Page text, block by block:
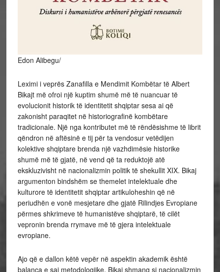
Edon Alibegu/
Leximi i veprës Zanafilla e Mendimit Kombëtar të Albert
Bikajt më ofroi një kuptim shumë më të nuancuar të
evolucionit historik të identitetit shqiptar sesa ai që
zakonisht paraqitet në historiografinë kombëtare
tradicionale. Një nga kontributet më të rëndësishme të librit
qëndron në aftësinë e tij për ta vendosur vetëdijen
kolektive shqiptare brenda një vazhdimësie historike
shumë më të gjatë, në vend që ta reduktojë atë
ekskluzivisht në nacionalizmin politik të shekullit XIX. Bikaj
argumenton bindshëm se themelet intelektuale dhe
kulturore të identitetit shqiptar artikuloheshin që në
periudhën e vonë mesjetare dhe gjatë Rilindjes Evropiane
përmes shkrimeve të humanistëve shqiptarë, të cilët
vepronin brenda rrymave më të gjera intelektuale
evropiane.
Ajo që e dallon këtë vepër në aspektin akademik është
balanca e saj metodologjike. Bikaj shmang si nacionalizmin